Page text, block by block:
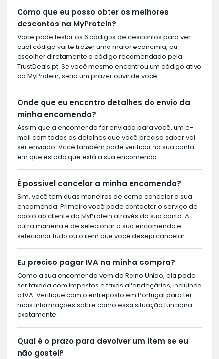
Como que eu posso obter os melhores
descontos na MyProtein?
Você pode testar os 6 códigos de descontos para ver
qual código vai te trazer uma maior economia, ou
escolher diretamente o código recomendado pela
TrustDeals.pt. Se você mesmo encontrou um código ativo
da MyProtein, seria um prazer ouvir de você.
Onde que eu encontro detalhes do envio da
minha encomenda?
Assim que a encomenda for enviada para você, um e-
mail com todos os detalhes que você precisa saber vai
ser enviado. Você também pode verificar na sua conta
em que estado que está a sua encomenda.
É possível cancelar a minha encomenda?
Sim, você tem duas maneiras de como cancelar a sua
encomenda. Primeiro você pode contactar o serviço de
apoio ao cliente do MyProtein através da sua conta. A
outra maneira é de selecionar a sua encomenda e
selecionar tudo ou o item que você deseja cancelar.
Eu preciso pagar IVA na minha compra?
Como a sua encomenda vem do Reino Unido, ela pode
ser taxada com impostos e taxas alfandegárias, incluindo
o IVA. Verifique com o entreposto em Portugal para ter
mais informações sobre como essa situação funciona
exatamente.
Qual é o prazo para devolver um item se eu
não gostei?